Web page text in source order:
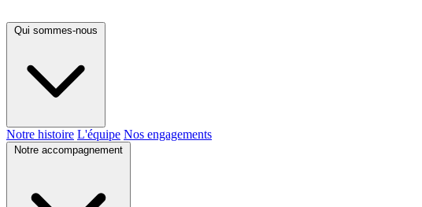
Qui sommes-nous
Notre histoire L'équipe Nos engagements
Notre accompagnement